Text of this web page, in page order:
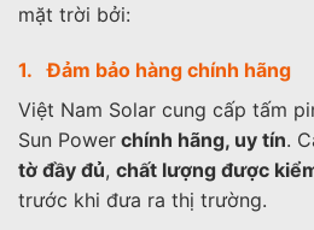
mặt trời bởi:
1. Đảm bảo hàng chính hãng
Việt Nam Solar cung cấp tấm
Sun Power chính hãng, uy tín.
tờ đầy đủ, chất lượng được
trước khi đưa ra thị trường.